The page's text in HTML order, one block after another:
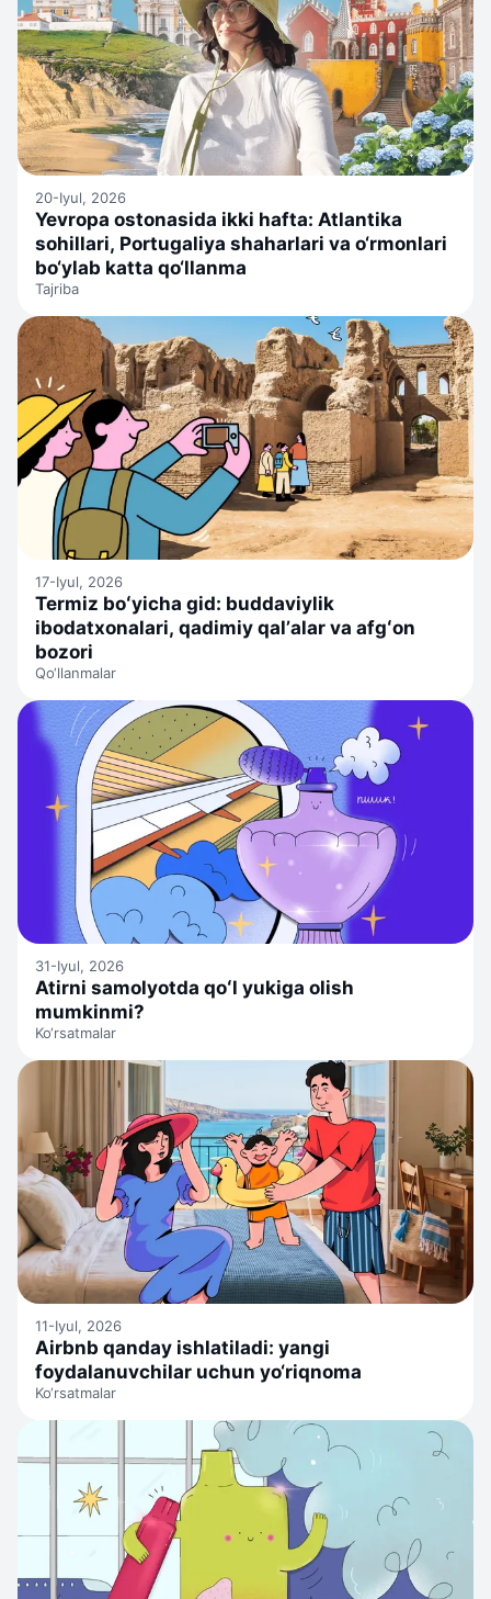
20-Iyul, 2026
Yevropa ostonasida ikki hafta: Atlantika
sohillari, Portugaliya shaharlari va o‘rmonlari
bo‘ylab katta qo‘llanma
Tajriba
17-Iyul, 2026
Termiz boʻyicha gid: buddaviylik
ibodatxonalari, qadimiy qalʼalar va afgʻon
bozori
Qo‘llanmalar
31-Iyul, 2026
Atirni samolyotda qoʻl yukiga olish
mumkinmi?
Ko‘rsatmalar
11-Iyul, 2026
Airbnb qanday ishlatiladi: yangi
foydalanuvchilar uchun yo‘riqnoma
Ko‘rsatmalar